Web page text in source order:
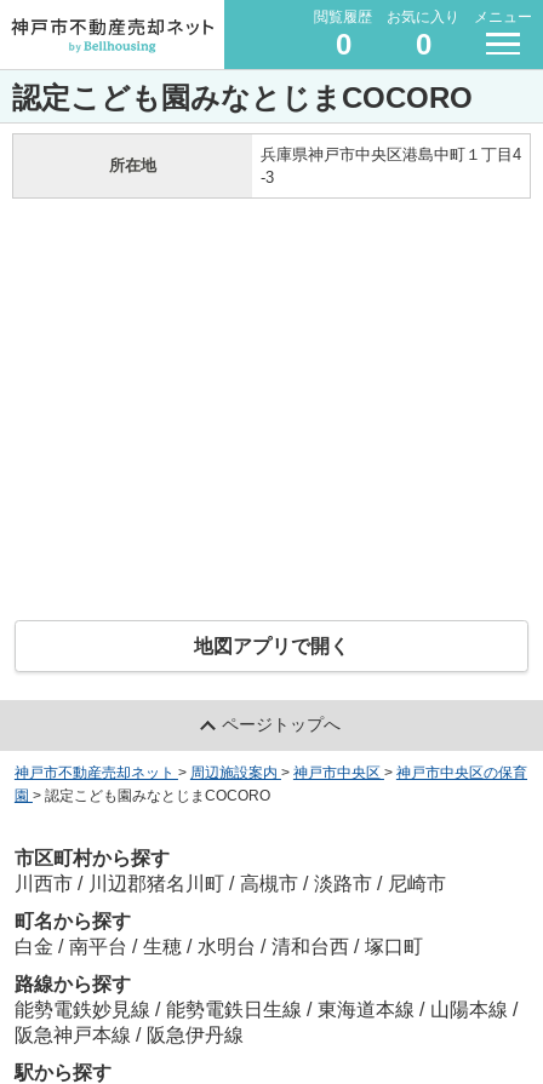
閲覧履歴
0
お気に入り
0
メニュー
認定こども園みなとじまCOCORO
所在地
兵庫県神戸市中央区港島中町１丁目4
-3
地図アプリで開く
ページトップへ
神戸市不動産売却ネット > 周辺施設案内 > 神戸市中央区 > 神戸市中央区の保育
園 > 認定こども園みなとじまCOCORO
市区町村から探す
川西市 / 川辺郡猪名川町 / 高槻市 / 淡路市 / 尼崎市
町名から探す
白金 / 南平台 / 生穂 / 水明台 / 清和台西 / 塚口町
路線から探す
能勢電鉄妙見線 / 能勢電鉄日生線 / 東海道本線 / 山陽本線 /
阪急神戸本線 / 阪急伊丹線
駅から探す